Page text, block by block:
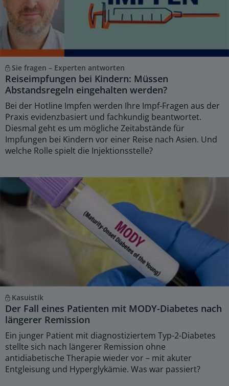
Sie fragen – Experten antworten
Reiseimpfungen bei Kindern: Müssen
Abstandsregeln eingehalten werden?
Bei der Hotline Impfen werden Ihre Impf-Fragen aus der
Praxis evidenzbasiert und fachkundig beantwortet.
Diesmal geht es um mögliche Zeitabstände für
Impfungen bei Kindern vor einer Reise nach Asien. Und
welche Rolle spielt die Injektionsstelle?
Kasuistik
Der Fall eines Patienten mit MODY-Diabetes nach
längerer Remission
Ein junger Patient mit diagnostiziertem Typ-2-Diabetes
stellte sich nach längerer Remission ohne
antidiabetische Therapie wieder vor – mit akuter
Entgleisung und Hyperglykämie. Was war passiert?